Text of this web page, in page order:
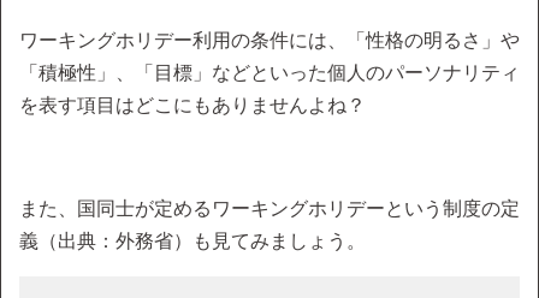
ワーキングホリデー利用の条件には、「性格の明るさ」や
「積極性」、「目標」などといった個人のパーソナリティ
を表す項目はどこにもありませんよね？
また、国同士が定めるワーキングホリデーという制度の定
義（出典：外務省）も見てみましょう。